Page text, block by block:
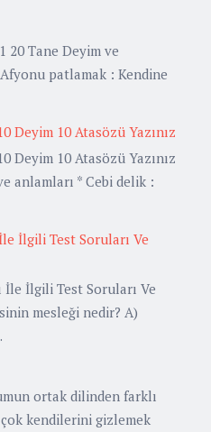
20 Tane Deyim ve
Afyonu patlamak : Kendine
Deyim 10 Atasözü Yazınız
Deyim 10 Atasözü Yazınız
anlamları * Cebi delik :
İlgili Test Soruları Ve
İle İlgili Test Soruları Ve
mesleği nedir? A)
ortak dilinden farklı
kendilerini gizlemek